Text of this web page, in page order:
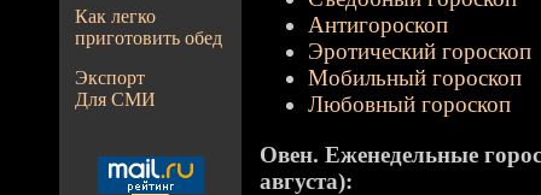
Как легко
приготовить обед
Экспорт
Для СМИ
Антигороскоп
Эротический гороскоп
Мобильный гороскоп
Любовный гороскоп
Овен. Еженедельные
августа):